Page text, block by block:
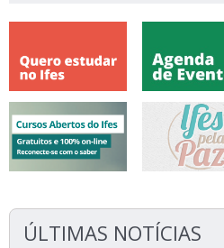
ÚLTIMAS NOTÍCIAS